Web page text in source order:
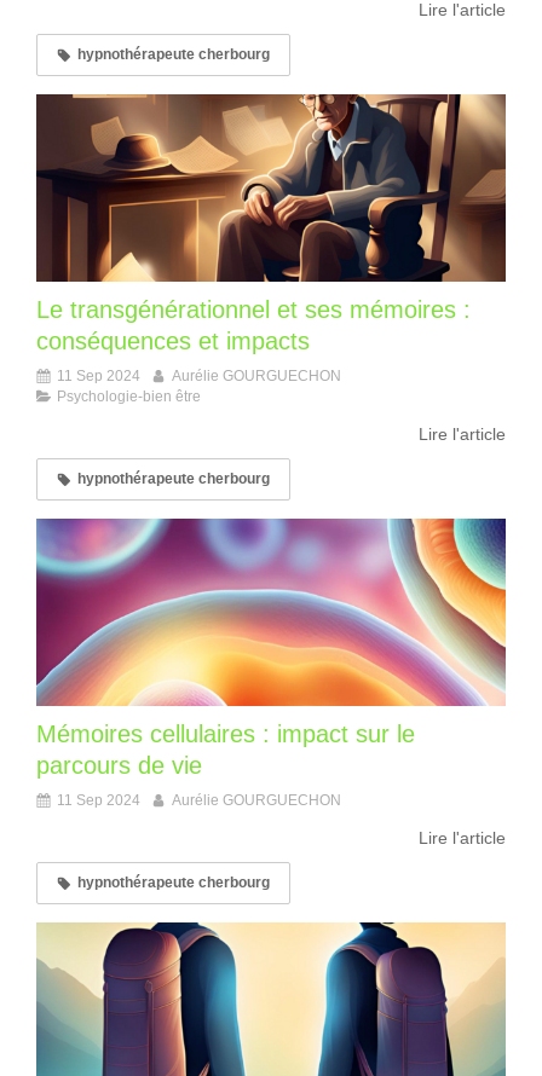
Lire l'article
hypnothérapeute cherbourg
Le transgénérationnel et ses mémoires :
conséquences et impacts
11 Sep 2024
Aurélie GOURGUECHON
Psychologie-bien être
Lire l'article
hypnothérapeute cherbourg
Mémoires cellulaires : impact sur le
parcours de vie
11 Sep 2024 Aurélie GOURGUECHON
Lire l'article
hypnothérapeute cherbourg